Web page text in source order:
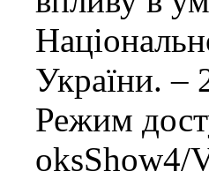
України. –
Режим
oksShow4/